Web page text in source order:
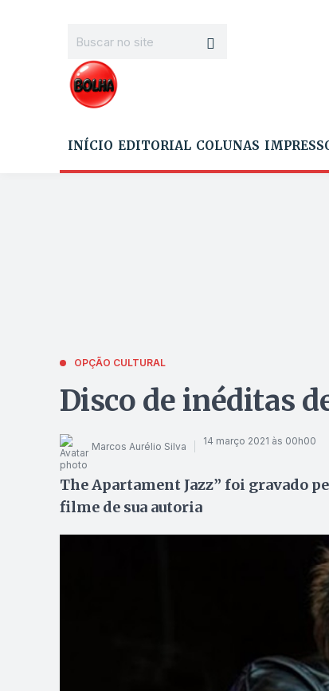
INÍCIO EDITORIAL COLUNAS
OPÇÃO CULTURAL
Disco de inéditas
Marcos Aurélio Silva 14 março 2021 às 00h00
The Apartament Jazz” foi gravado
filme de sua autoria